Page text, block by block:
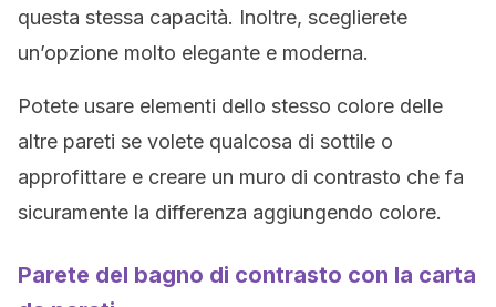
questa stessa capacità. Inoltre, sceglierete
un’opzione molto elegante e moderna.
Potete usare elementi dello stesso colore delle
altre pareti se volete qualcosa di sottile o
approfittare e creare un muro di contrasto che fa
sicuramente la differenza aggiungendo colore.
Parete del bagno di contrasto con la carta